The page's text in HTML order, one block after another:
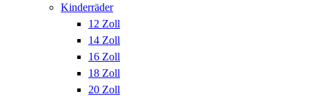
Kinderräder
12 Zoll
14 Zoll
16 Zoll
18 Zoll
20 Zoll